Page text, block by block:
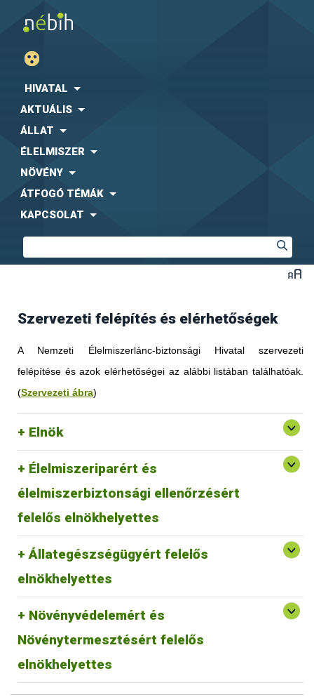
HIVATAL
AKTUÁLIS
ÁLLAT
ÉLELMISZER
NÖVÉNY
ÁTFOGÓ TÉMÁK
KAPCSOLAT
Szervezeti felépítés és elérhetőségek
A Nemzeti Élelmiszerlánc-biztonsági Hivatal szervezeti
felépítése és azok elérhetőségei az alábbi listában találhatóak.
(Szervezeti ábra)
Elnök
Élelmiszeriparért és
élelmiszerbiztonsági ellenőrzésért
felelős elnökhelyettes
Állategészségügyért felelős
elnökhelyettes
Növényvédelemért és
Növénytermesztésért felelős
elnökhelyettes